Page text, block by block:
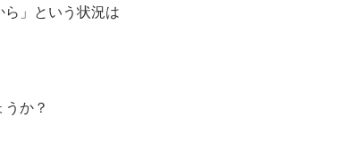
ら」という状況は
か？